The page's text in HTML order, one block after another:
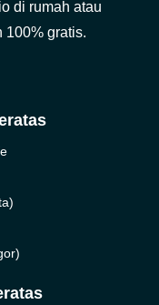
di rumah atau
100% gratis.